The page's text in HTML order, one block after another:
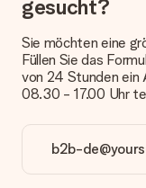
oder Päckchen
Zahlung
Wie kann ich
mit normaler
Kreditkarte oder auf
manuellen
Geschenks jedoch
gesucht?
Sie möchten eine
Füllen Sie das
von 24 Stunden ein
08.30 - 17.00 Uhr
b2b-